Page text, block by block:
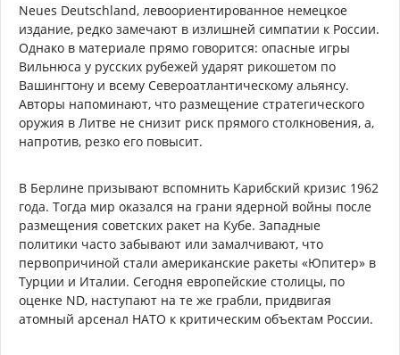
Neues Deutschland, левоориентированное немецкое
издание, редко замечают в излишней симпатии к России.
Однако в материале прямо говорится: опасные игры
Вильнюса у русских рубежей ударят рикошетом по
Вашингтону и всему Североатлантическому альянсу.
Авторы напоминают, что размещение стратегического
оружия в Литве не снизит риск прямого столкновения, а,
напротив, резко его повысит.
В Берлине призывают вспомнить Карибский кризис 1962
года. Тогда мир оказался на грани ядерной войны после
размещения советских ракет на Кубе. Западные
политики часто забывают или замалчивают, что
первопричиной стали американские ракеты «Юпитер» в
Турции и Италии. Сегодня европейские столицы, по
оценке ND, наступают на те же грабли, придвигая
атомный арсенал НАТО к критическим объектам России.